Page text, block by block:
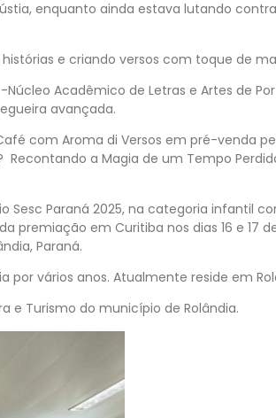
enquanto ainda estava lutando
e criando versos com toque de
Acadêmico de Letras e Artes de
avançada.
com Aroma di Versos em pré-venda
a Magia de um Tempo
Sesc Paraná 2025, na categoria infantil
premiação em Curitiba nos dias 16 e 17
Paraná.
vários anos. Atualmente reside em
e Turismo do município de Rolândia.